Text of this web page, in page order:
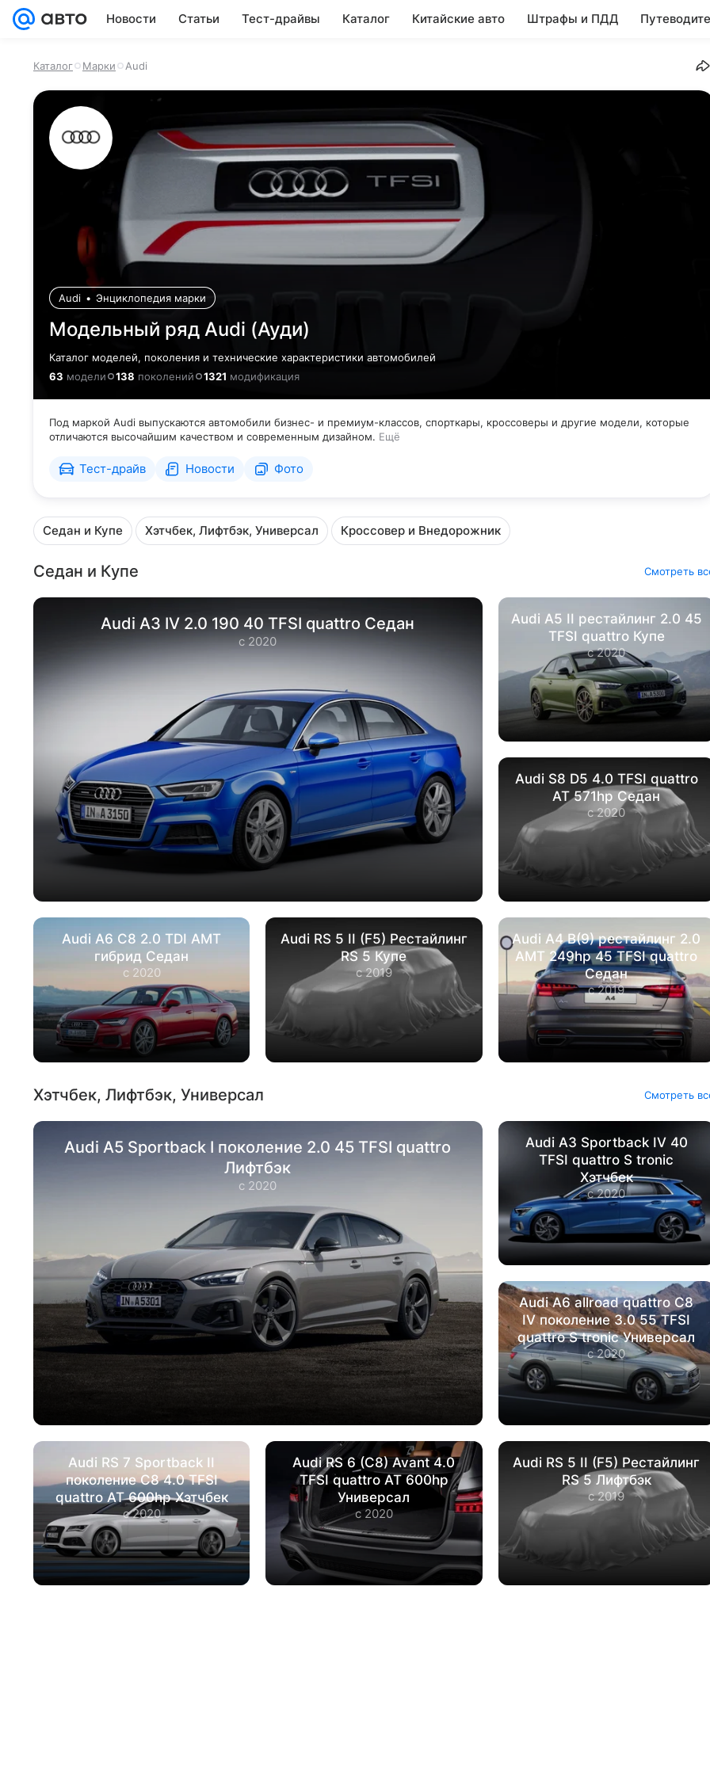
Новости Статьи Тест-драйвы Каталог Китайские авто Штрафы и ПДД
Каталог Марки Audi
Audi • Энциклопедия марки
Модельный ряд Audi (Ауди)
Каталог моделей, поколения и технические характеристики автомобилей
63 модели 138 поколений 1321 модификация
Под маркой Audi выпускаются автомобили бизнес- и премиум-классов, спорткары, кроссоверы и другие модели, которые
отличаются высочайшим качеством и современным дизайном. Ещё
Тест-драйв Новости Фото
Седан и Купе Хэтчбек, Лифтбэк, Универсал Кроссовер и Внедорожник
Седан и Купе Смотреть
Audi A3 IV 2.0 190 40 TFSI quattro Седан
с 2020
Audi A5 II рестайлинг 2.0 45
TFSI quattro Купе
с 2020
Audi S8 D5 4.0 TFSI quattro
AT 571hp Седан
с 2020
Audi A6 C8 2.0 TDI AMT
гибрид Седан
с 2020
Audi RS 5 II (F5) Рестайлинг
RS 5 Купе
с 2019
Audi A4 B(9) рестайлинг 2.0
AMT 249hp 45 TFSI quattro
Седан
с 2019
Хэтчбек, Лифтбэк, Универсал Смотреть
Audi А5 Sportback I поколение 2.0 45 TFSI quattro
Лифтбэк
с 2020
Audi А3 Sportback IV 40
TFSI quattro S tronic
Хэтчбек
с 2020
Audi A6 allroad quattro С8
IV поколение 3.0 55 TFSI
quattro S tronic Универсал
с 2020
Audi RS 7 Sportback II
поколение С8 4.0 TFSI
quattro AT 600hp Хэтчбек
с 2020
Audi RS 6 (C8) Avant 4.0
TFSI quattro AT 600hp
Универсал
с 2020
Audi RS 5 II (F5) Рестайлинг
RS 5 Лифтбэк
с 2019